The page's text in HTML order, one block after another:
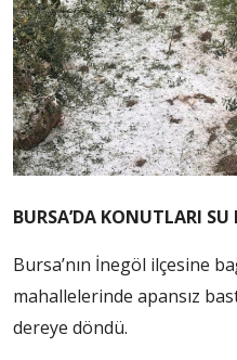
BURSA’DA KONUTLARI SU
Bursa’nın İnegöl ilçesine
mahallelerinde apansız
dereye döndü.